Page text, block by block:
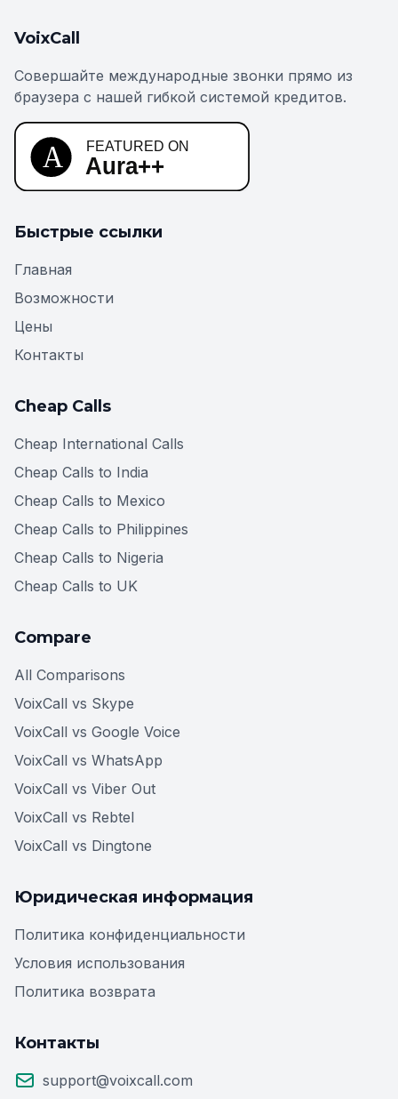
VoixCall
Совершайте международные звонки прямо из
браузера с нашей гибкой системой кредитов.
Быстрые ссылки
Главная
Возможности
Цены
Контакты
Cheap Calls
Cheap International Calls
Cheap Calls to India
Cheap Calls to Mexico
Cheap Calls to Philippines
Cheap Calls to Nigeria
Cheap Calls to UK
Compare
All Comparisons
VoixCall vs Skype
VoixCall vs Google Voice
VoixCall vs WhatsApp
VoixCall vs Viber Out
VoixCall vs Rebtel
VoixCall vs Dingtone
Юридическая информация
Политика конфиденциальности
Условия использования
Политика возврата
Контакты
support@voixcall.com